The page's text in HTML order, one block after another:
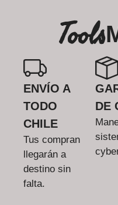
Tools
ENVÍO A
TODO
CHILE
Tus compran
llegarán a
destino sin
falta.
DE